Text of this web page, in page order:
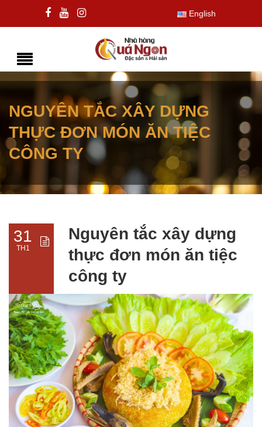
English
NGUYÊN TẮC XÂY DỰNG
THỰC ĐƠN MÓN ĂN TIỆC
CÔNG TY
31
TH1
Nguyên tắc xây dựng
thực đơn món ăn tiệc
công ty